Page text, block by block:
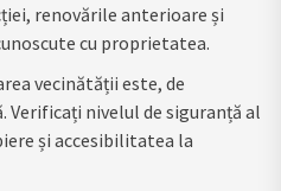
renovările anterioare și
cu proprietatea.
vecinătății este, de
nivelul de siguranță al
și accesibilitatea la